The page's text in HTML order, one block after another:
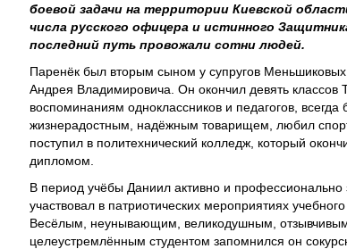
боевой задачи на территории Киевской
числа русского офицера и истинного
последний путь провожали сотни людей.
Паренёк был вторым сыном у супругов
Андрея Владимировича. Он окончил девять
воспоминаниям одноклассников и педагогов,
жизнерадостным, надёжным товарищем, любил
поступил в политехнический колледж, который
дипломом.
В период учёбы Даниил активно и профессионально
участвовал в патриотических мероприятиях
Весёлым, неунывающим, великодушным,
целеустремлённым студентом запомнился он